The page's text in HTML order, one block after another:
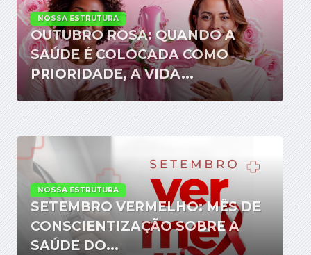
NOSSA ESTRUTURA
OUTUBRO ROSA: QUANDO A
SAÚDE É COLOCADA COMO
PRIORIDADE, A VIDA...
NOSSA ESTRUTURA
SETEMBRO VERMELHO: MÊS DE
CONSCIENTIZAÇÃO SOBRE A
SAÚDE DO...